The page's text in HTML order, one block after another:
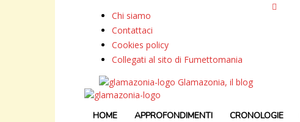
Chi siamo
Contattaci
Cookies policy
Collegati al sito di Fumettomania
Glamazonia, il blog
HOME APPROFONDIMENTI CRONOLOGIE